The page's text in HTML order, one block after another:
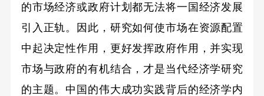
的市场经济或政府计划都无法将一国经济发展
引入正轨。因此，研究如何使市场在资源配置
中起决定性作用，更好发挥政府作用，并实现
市场与政府的有机结合，才是当代经济学研究
的主题。中国的伟大成功实践背后的经济学内